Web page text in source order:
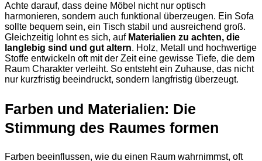
Achte darauf, dass deine Möbel nicht nur optisch
harmonieren, sondern auch funktional überzeugen. Ein Sofa
sollte bequem sein, ein Tisch stabil und ausreichend groß.
Gleichzeitig lohnt es sich, auf Materialien zu achten, die
langlebig sind und gut altern. Holz, Metall und hochwertige
Stoffe entwickeln oft mit der Zeit eine gewisse Tiefe, die dem
Raum Charakter verleiht. So entsteht ein Zuhause, das nicht
nur kurzfristig beeindruckt, sondern langfristig überzeugt.
Farben und Materialien: Die
Stimmung des Raumes formen
Farben beeinflussen, wie du einen Raum wahrnimmst, oft